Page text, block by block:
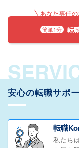
あなた専任
簡単1分 転
安心の転職サポ
転職
私たち